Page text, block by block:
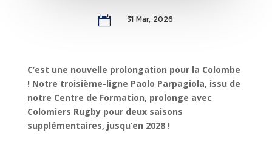
 31 Mar, 2026
C’est une nouvelle prolongation pour la Colombe
! Notre troisième-ligne Paolo Parpagiola, issu de
notre Centre de Formation, prolonge avec
Colomiers Rugby pour deux saisons
supplémentaires, jusqu’en 2028 !